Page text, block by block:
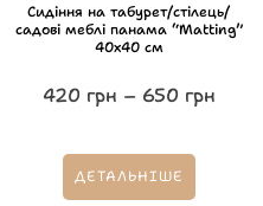
Сидіння на табурет/стілець/
садові меблі панама “Matting”
40х40 см
420 грн – 650 грн
ДЕТАЛЬНІШЕ